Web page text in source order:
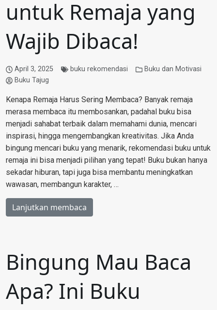
untuk Remaja yang
Wajib Dibaca!
April 3, 2025 buku rekomendasi
Buku dan Motivasi
Buku Tajug
Kenapa Remaja Harus Sering Membaca? Banyak remaja
merasa membaca itu membosankan, padahal buku bisa
menjadi sahabat terbaik dalam memahami dunia, mencari
inspirasi, hingga mengembangkan kreativitas. Jika Anda
bingung mencari buku yang menarik, rekomendasi buku untuk
remaja ini bisa menjadi pilihan yang tepat! Buku bukan hanya
sekadar hiburan, tapi juga bisa membantu meningkatkan
wawasan, membangun karakter, …
Lanjutkan membaca
Bingung Mau Baca
Apa? Ini Buku